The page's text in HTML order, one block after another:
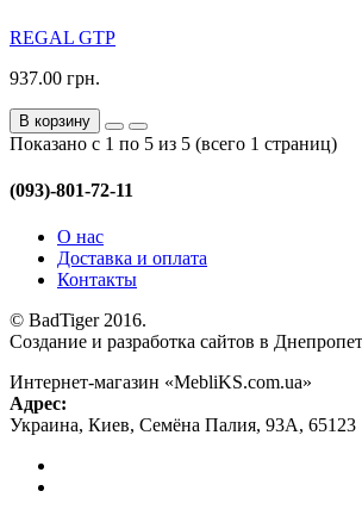
REGAL GTP
937.00 грн.
В корзину
Показано с 1 по 5 из 5 (всего 1 страниц)
(093)-801-72-11
О нас
Доставка и оплата
Контакты
© BadTiger 2016.
Создание и разработка сайтов в
Интернет-магазин «MebliKS.com.ua»
Адрес:
Украина, Киев, Семёна Палия, 93А, 65123